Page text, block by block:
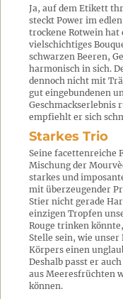
Ja, auf dem Etikett
steckt Power im
trockene Rotwein
vielschichtiges
schwarzen Beeren,
harmonisch in sich.
dennoch nicht mit
gut eingebundenen
Geschmackserlebnis
empfiehlt er sich
Starkes Trio
Seine facettenreiche
Mischung der
starkes und
mit überzeugender
Stier nicht gerade
einzigen Tropfen
Rouge trinken
Stelle sein, wie
Körpers einen
Deshalb passt er
aus Meeresfrüchten
können.